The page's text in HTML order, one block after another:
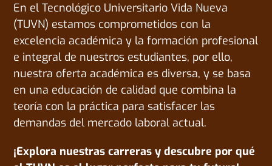
En el Tecnológico Universitario Vida Nueva
(TUVN) estamos comprometidos con la
excelencia académica y la formación profesional
e integral de nuestros estudiantes, por ello,
nuestra oferta académica es diversa, y se basa
en una educación de calidad que combina la
teoría con la práctica para satisfacer las
demandas del mercado laboral actual.
¡Explora nuestras carreras y descubre por qué